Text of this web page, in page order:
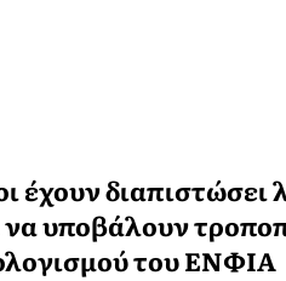
έχουν διαπιστώσει
να υποβάλουν
του ΕΝΦΙΑ